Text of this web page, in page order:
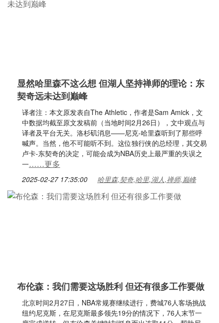
显然哈里森不这么想 但湖人坚持禅师的理论：东
契奇远未达到巅峰
译者注：本文原发表自The Athletic，作者是Sam Amick，文
中数据均截至原文发稿前（当地时间2月26日），文中观点与
译者及平台无关。洛杉矶消息——尼克-哈里森听到了那些呼
喊声。当然，他不可能听不到。这位独行侠的总经理，其交易
卢卡-东契奇的决定，可能会成为NBA历史上最严重的失误之
一……更多
2025-02-27 17:35:00 哈里森,契奇,哈里,湖人,禅师,巅峰
布伦森：我们需要这场胜利 但还有很多工作要做
北京时间2月27日，NBA常规赛继续进行，费城76人客场挑战
纽约尼克斯，在尼克斯最多领先19分的情况下，76人末节一